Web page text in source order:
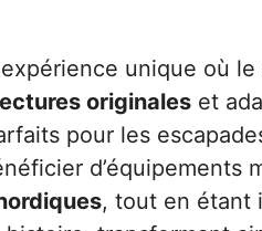
unique où le
originales et
pour les
d’équipements
, tout en étant